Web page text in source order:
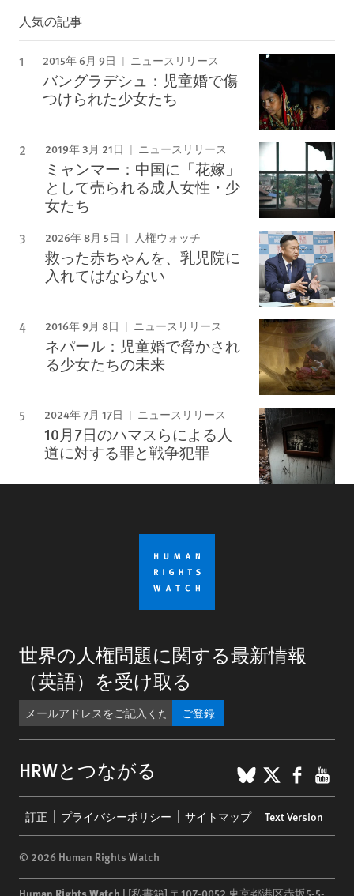
人気の記事
2015年 6月 9日 ニュースリリース
バングラデシュ：児童婚で傷
つけられた少女たち
2019年 3月 21日 ニュースリリース
ミャンマー：中国に「花嫁」
として売られる成人女性・少
女たち
2026年 8月 5日 人権ウォッチ
救った赤ちゃんを、乳児院に
入れてはならない
2016年 9月 8日 ニュースリリース
ネパール：児童婚で脅かされ
る少女たちの未来
2024年 7月 17日 ニュースリリース
10月7日のハマスらによる人
道に対する罪と戦争犯罪
世界の人権問題に関する最新情報
（英語）を受け取る
ご登録
HRWとつながる BlueSky
X
menu
訂正 プライバシーポリシー サイトマップ Text Version
© 2026 Human Rights Watch
Human Rights Watch | [私書箱] 〒107-0052 東京都港区赤坂5-5-